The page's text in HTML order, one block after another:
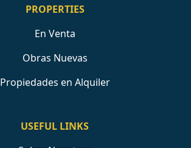
PROPERTIES
En Venta
Obras Nuevas
Propiedades en Alquiler
USEFUL LINKS